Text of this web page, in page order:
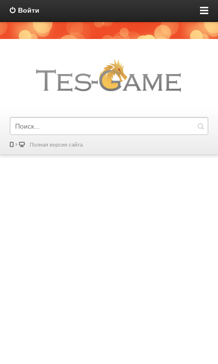
Войти
Полная версия сайта